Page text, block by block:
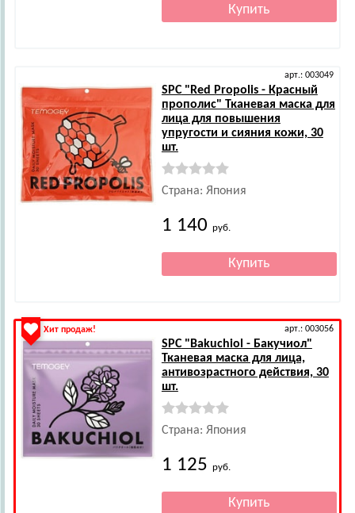
арт.: 003049
SPC"Red Propolis - Красный
прополис" Тканевая маска для
лица для повышения
упругости и сияния кожи, 30
шт.
Страна: Япония
1 140 руб.
Хит продаж! арт.: 003056
SPC"Bakuchiol - Бакучиол"
Тканевая маска для лица,
антивозрастного действия, 30
шт.
Страна: Япония
1 125 руб.